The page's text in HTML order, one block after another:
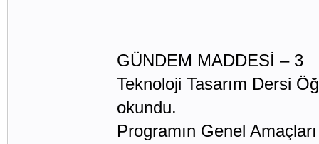
GÜNDEM MADDESİ – 3
Teknoloji Tasarım Dersi
okundu.
Programın Genel Amaçları